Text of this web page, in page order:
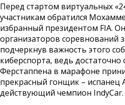
Перед стартом виртуальных
участникам обратился
избранный президентом FIA.
организаторов соревнований
подчеркнув важность этого
киберспорта, ведь достаточно
Ферстаппена в марафоне
прекрасный гонщик – испанец
действующий чемпион IndyCar.